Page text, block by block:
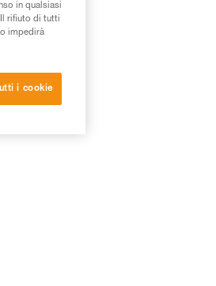
in qualsiasi
rifiuto di tutti
impedirà
i cookie